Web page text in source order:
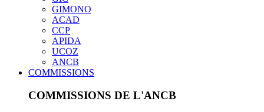
GIMONO
ACAD
CCP
APIDA
UCOZ
ANCB
COMMISSIONS
COMMISSIONS DE L'ANCB